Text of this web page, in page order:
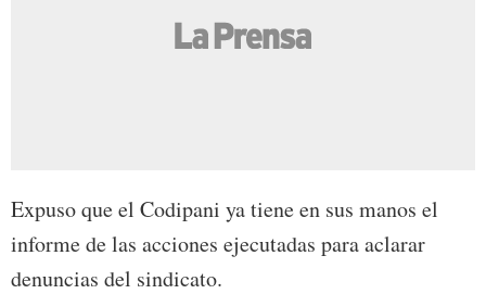
Expuso que el Codipani ya tiene en sus manos el
informe de las acciones ejecutadas para aclarar
denuncias del sindicato.